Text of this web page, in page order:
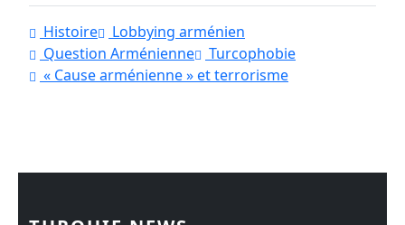
Histoire
Lobbying arménien
Question Arménienne
Turcophobie
« Cause arménienne » et terrorisme